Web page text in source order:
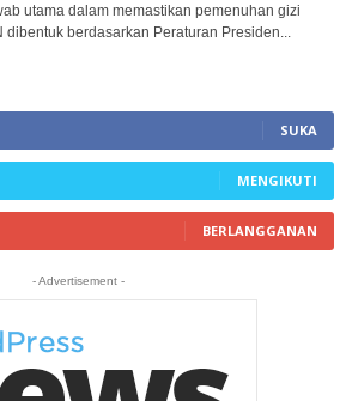
utama dalam memastikan pemenuhan gizi
dibentuk berdasarkan Peraturan Presiden...
SUKA
MENGIKUTI
BERLANGGANAN
- Advertisement -